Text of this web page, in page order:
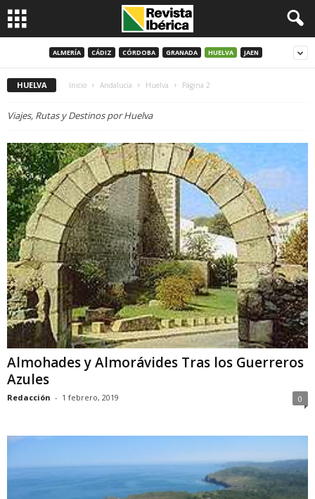
ALMERÍA CÁDIZ CÓRDOBA GRANADA HUELVA JAEN
HUELVA Inicio Andalucía Huelva Página 2
Viajes, Rutas y Destinos por Huelva
Almohades y Almorávides Tras los Guerreros
Azules
Redacción - 1 febrero, 2019 0